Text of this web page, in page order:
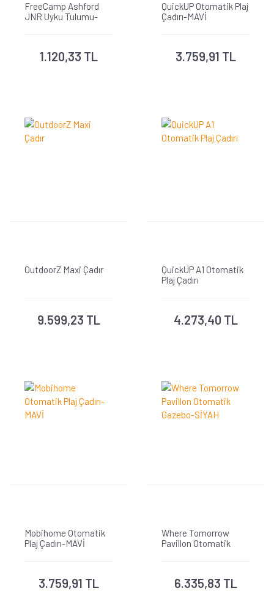
FreeCamp Ashford
JNR Uyku Tulumu-
1.120,33 TL
QuickUP Otomatik Plaj
Çadırı-MAVİ
3.759,91 TL
OutdoorZ Maxi Çadır
9.599,23 TL
QuickUP A1 Otomatik
Plaj Çadırı
4.273,40 TL
Mobihome Otomatik
Plaj Çadırı-MAVİ
3.759,91 TL
Where Tomorrow
Pavillon Otomatik
6.335,83 TL